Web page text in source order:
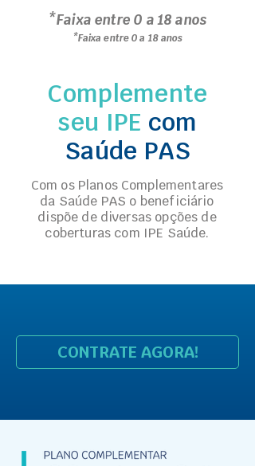
*Faixa entre 0 a 18 anos
*Faixa entre 0 a 18 anos
Complemente
seu IPE com
Saúde PAS
Com os Planos Complementares
da Saúde PAS o beneficiário
dispõe de diversas opções de
coberturas com IPE Saúde.
CONTRATE AGORA!